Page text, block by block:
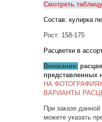
Смотреть
Состав: кулирка
Рост: 158-175
Расцветки в
Внимание:
представленных
НА
ВАРИАНТЫ
При заказе
можете указать